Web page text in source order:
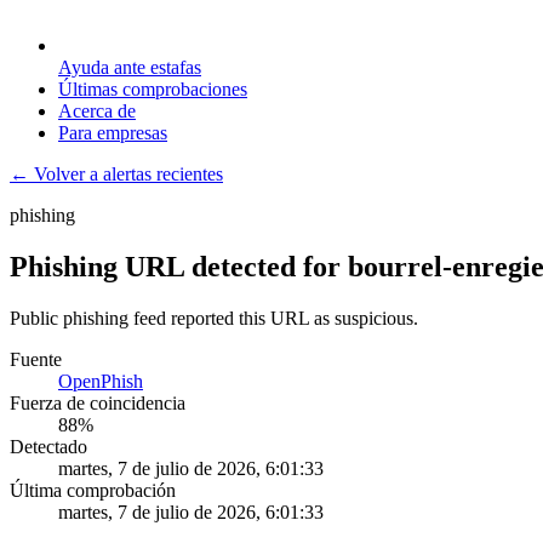
Ayuda ante estafas
Últimas comprobaciones
Acerca de
Para empresas
← Volver a alertas recientes
phishing
Phishing URL detected for bourrel-
Public phishing feed reported this URL as suspicious.
Fuente
OpenPhish
Fuerza de coincidencia
88%
Detectado
martes, 7 de julio de 2026, 6:01:33
Última comprobación
martes, 7 de julio de 2026, 6:01:33